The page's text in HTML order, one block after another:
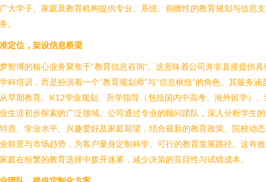
大学子、家庭及教育机构提供专业、系统、前瞻性的教育规划与信息
。
定位，架设信息桥梁
智博的核心业务聚焦于“教育信息咨询”。这意味着公司并非直接提供具
科培训，而是扮演着一个“教育规划师”与“信息枢纽”的角色。其服务涵
早期教育、K12学业规划、升学指导（包括国内中高考、海外留学）、
生涯初步探索的广泛领域。公司通过专业的顾问团队，深入分析学生
质、学业水平、兴趣爱好及家庭期望，结合最新的教育政策、院校动
前景与市场趋势，为客户量身定制科学、可行的教育发展路径。这有
庭在纷繁的教育选择中拨开迷雾，减少决策的盲目性与试错成本。